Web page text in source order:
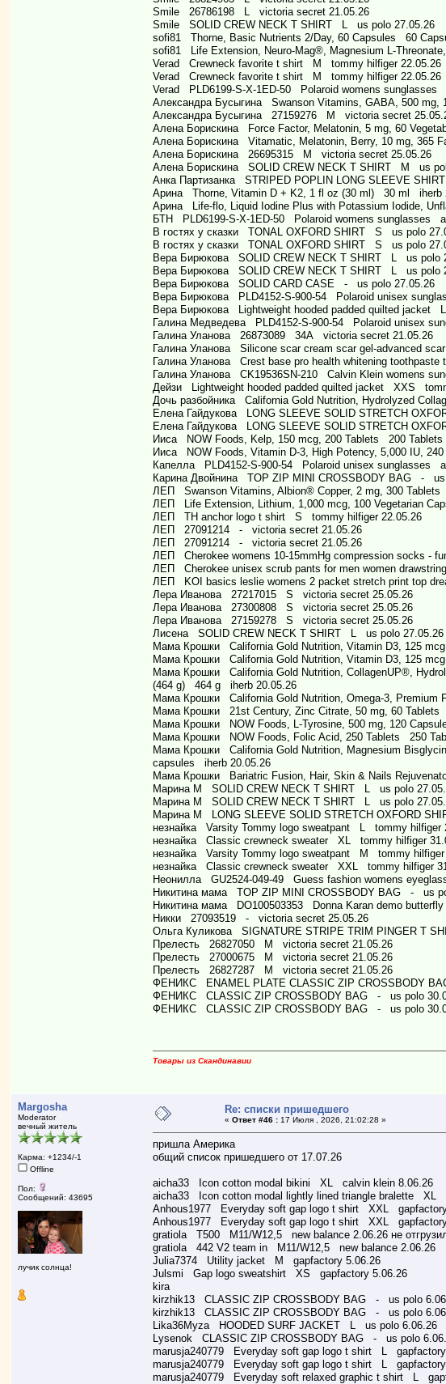
Smile 26786198 L victoria secret 21.05.26
Smile SOLID CREW NECK T SHIRT L us polo 27.05.26
sofi81 Thorne, Basic Nutrients 2/Day, 60 Capsules 60
sofi81 Life Extension, Neuro-Mag®, Magnesium L-
Verad Crewneck favorite t shirt M tommy hilfiger 22.05.26
Verad Crewneck favorite t shirt M tommy hilfiger 22.05.26
Verad PLD6199-S-X-1ED-50 Polaroid womens sunglasses
Александра Бусыгина Swanson Vitamins, GABA, 500
Александра Бусыгина 27159276 M victoria secret
Алена Борискина Force Factor, Melatonin, 5 mg, 60
Алена Борискина Vitamatic, Melatonin, Berry, 10 mg, 365
Алена Борискина 26695315 M victoria secret 25.05.26
Алена Борискина SOLID CREW NECK T SHIRT M us
Анка Партизанка STRIPED POPLIN LONG SLEEVE
Арина Thorne, Vitamin D + K2, 1 fl oz (30 ml) 30 ml iherb
Арина Life-flo, Liquid Iodine Plus with Potassium Iodide,
БТН PLD6199-S-X-1ED-50 Polaroid womens sunglasses
В гостях у сказки TONAL OXFORD SHIRT S us polo
В гостях у сказки TONAL OXFORD SHIRT S us polo
Вера Бирюкова SOLID CREW NECK T SHIRT L us polo
Вера Бирюкова SOLID CREW NECK T SHIRT L us polo
Вера Бирюкова SOLID CARD CASE - us polo 27.05.26
Вера Бирюкова PLD4152-S-900-54 Polaroid unisex
Вера Бирюкова Lightweight hooded padded quilted jacket
Галина Медведева PLD4152-S-900-54 Polaroid unisex
Галина Уланова 26873089 34A victoria secret 21.05.26
Галина Уланова Silicone scar cream scar gel-advanced
Галина Уланова Crest base pro health whitening
Галина Уланова CK19536SN-210 Calvin Klein womens
Дейзи Lightweight hooded padded quilted jacket XXS
Дочь разбойника California Gold Nutrition, Hydrolyzed
Елена Гайдукова LONG SLEEVE SOLID STRETCH
Елена Гайдукова LONG SLEEVE SOLID STRETCH
Ииса NOW Foods, Kelp, 150 mcg, 200 Tablets 200
Ииса NOW Foods, Vitamin D-3, High Potency, 5,000 IU,
Капелла PLD4152-S-900-54 Polaroid unisex sunglasses
Карина Двойнина TOP ZIP MINI CROSSBODY BAG - us
ЛЕП Swanson Vitamins, Albion® Copper, 2 mg, 300
ЛЕП Life Extension, Lithium, 1,000 mcg, 100 Vegetarian
ЛЕП TH anchor logo t shirt S tommy hilfiger 22.05.26
ЛЕП 27091214 - victoria secret 21.05.26
ЛЕП 27091214 - victoria secret 21.05.26
ЛЕП Cherokee womens 10-15mmHg compression socks -
ЛЕП Cherokee unisex scrub pants for men women
ЛЕП KOI basics leslie womens 2 packet stretch print top
Лера Иванова 27217015 S victoria secret 25.05.26
Лера Иванова 27300808 S victoria secret 25.05.26
Лера Иванова 27159278 S victoria secret 25.05.26
Лисена SOLID CREW NECK T SHIRT L us polo 27.05.26
Мама Крошки California Gold Nutrition, Vitamin D3, 125
Мама Крошки California Gold Nutrition, Vitamin D3, 125
Мама Крошки California Gold Nutrition, CollagenUP®,
(464 g) 464 g iherb 20.05.26
Мама Крошки California Gold Nutrition, Omega-3,
Мама Крошки 21st Century, Zinc Citrate, 50 mg, 60
Мама Крошки NOW Foods, L-Tyrosine, 500 mg, 120
Мама Крошки NOW Foods, Folic Acid, 250 Tablets 250
Мама Крошки California Gold Nutrition, Magnesium
capsules iherb 20.05.26
Мама Крошки Bariatric Fusion, Hair, Skin & Nails
Марина М SOLID CREW NECK T SHIRT L us polo
Марина М SOLID CREW NECK T SHIRT L us polo
Марина М LONG SLEEVE SOLID STRETCH OXFORD
незнайка Varsity Tommy logo sweatpant L tommy hilfiger
незнайка Classic crewneck sweater XL tommy hilfiger
незнайка Varsity Tommy logo sweatpant M tommy hilfiger
незнайка Classic crewneck sweater XXL tommy hilfiger
Неонилла GU2524-049-49 Guess fashion womens
Никитина мама TOP ZIP MINI CROSSBODY BAG - us
Никитина мама DO100503353 Donna Karan demo
Никки 27093519 - victoria secret 25.05.26
Ольга Куликова SIGNATURE STRIPE TRIM PINGER T
Прелесть 26827050 M victoria secret 21.05.26
Прелесть 27000675 M victoria secret 21.05.26
Прелесть 26827287 M victoria secret 21.05.26
ФЕНИКС ENAMEL PLATE CLASSIC ZIP CROSSBODY
ФЕНИКС CLASSIC ZIP CROSSBODY BAG - us polo
ФЕНИКС CLASSIC ZIP CROSSBODY BAG - us polo
Товары из Скандинавии
Margosha
Moderator
вечный житель
Карма: +1234/-1
Offline
Пол:
Сообщений: 43695
лучик солнца!
Re: списки пришедшего
«Ответ #46 : 17 Июля , 2026, 21:02:28 »
пришла Америка
общий список пришедшего от 17.07.26
aicha33 Icon cotton modal bikini XL calvin klein 8.06.26
aicha33 Icon cotton modal lightly lined triangle bralette XL
Anhous1977 Everyday soft gap logo t shirt XXL
Anhous1977 Everyday soft gap logo t shirt XXL
gratiola T500 M11/W12,5 new balance 2.06.26 не
gratiola 442 V2 team in M11/W12,5 new balance 2.06.26
Julia7374 Utility jacket M gapfactory 5.06.26
Julsmi Gap logo sweatshirt XS gapfactory 5.06.26
kira
kirzhik13 CLASSIC ZIP CROSSBODY BAG - us polo
kirzhik13 CLASSIC ZIP CROSSBODY BAG - us polo
Lika36Myza HOODED SURF JACKET L us polo 6.06.26
Lysenok CLASSIC ZIP CROSSBODY BAG - us polo
marusja240779 Everyday soft gap logo t shirt L
marusja240779 Everyday soft gap logo t shirt L
marusja240779 Everyday soft relaxed graphic t shirt L